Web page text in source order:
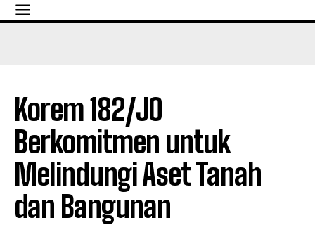
Korem 182/JO
Berkomitmen untuk
Melindungi Aset Tanah
dan Bangunan